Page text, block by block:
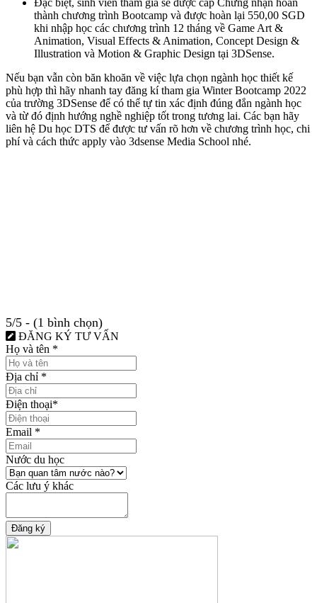
thành chương trình Bootcamp và được hoàn lại 550,00 SGD
khi nhập học các chương trình 12 tháng về Game Art &
Animation, Visual Effects & Animation, Concept Design &
Illustration và Motion & Graphic Design tại 3DSense.
Nếu bạn vẫn còn băn khoăn về việc lựa chọn ngành học thiết kế
phù hợp thì hãy nhanh tay đăng kí tham gia Winter Bootcamp 2022
của trường 3DSense để có thể tự tin xác định đúng đắn ngành học
và từ đó định hướng nghề nghiệp tốt trong tương lai. Các bạn hãy
liên hệ Du học DTS để được tư vấn rõ hơn về chương trình học, chi
phí và cách thức apply vào 3dsense Media School nhé.
5/5 - (1 bình chọn)
ĐĂNG KÝ TƯ VẤN
Họ và tên *
Địa chỉ *
Điện thoại*
Email *
Nước du học
Các lưu ý khác